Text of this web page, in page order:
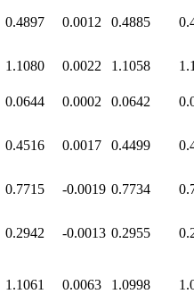
0.4897 0.0012 0.4885
1.1080 0.0022 1.1058
0.0644 0.0002 0.0642
0.4516 0.0017 0.4499
0.7715 -0.0019 0.7734
0.2942 -0.0013 0.2955
1.1061 0.0063 1.0998